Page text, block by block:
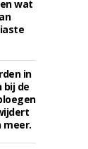
wat
in
bij de
meer.